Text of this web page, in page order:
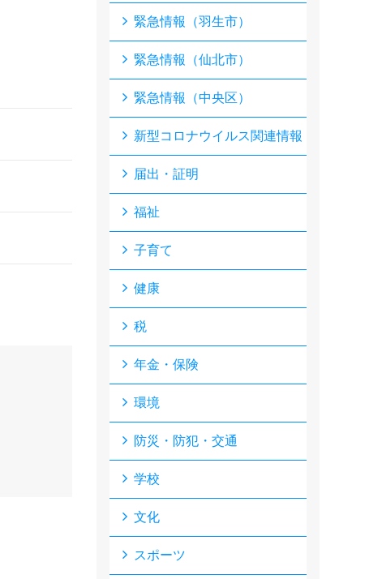
緊急情報（羽生市）
緊急情報（仙北市）
緊急情報（中央区）
新型コロナウイルス関連情報
届出・証明
福祉
子育て
健康
税
年金・保険
環境
防災・防犯・交通
学校
文化
スポーツ